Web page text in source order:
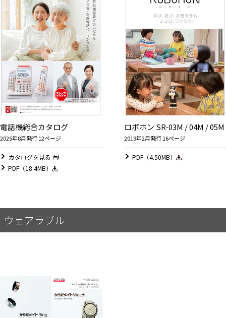
電話機総合カタログ
2025年8月発行 12ページ
カタログを見る
PDF（18.4MB）
ロボホン SR-03M / 04M / 05M
2019年2月発行 16ページ
PDF（4.50MB）
ウェアラブル